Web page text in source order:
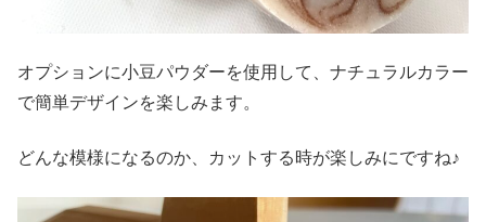
オプションに小豆パウダーを使用して、ナチュラルカラー
で簡単デザインを楽しみます。
どんな模様になるのか、カットする時が楽しみにですね♪